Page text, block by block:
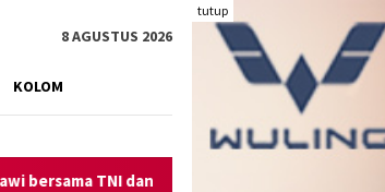
tutup
8 AGUSTUS 2026
KOLOM
dan SatPolPP Sita Minuman Keras